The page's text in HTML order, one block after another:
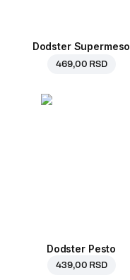
Dodster Supermeso
469,00 RSD
Dodster Pesto
439,00 RSD